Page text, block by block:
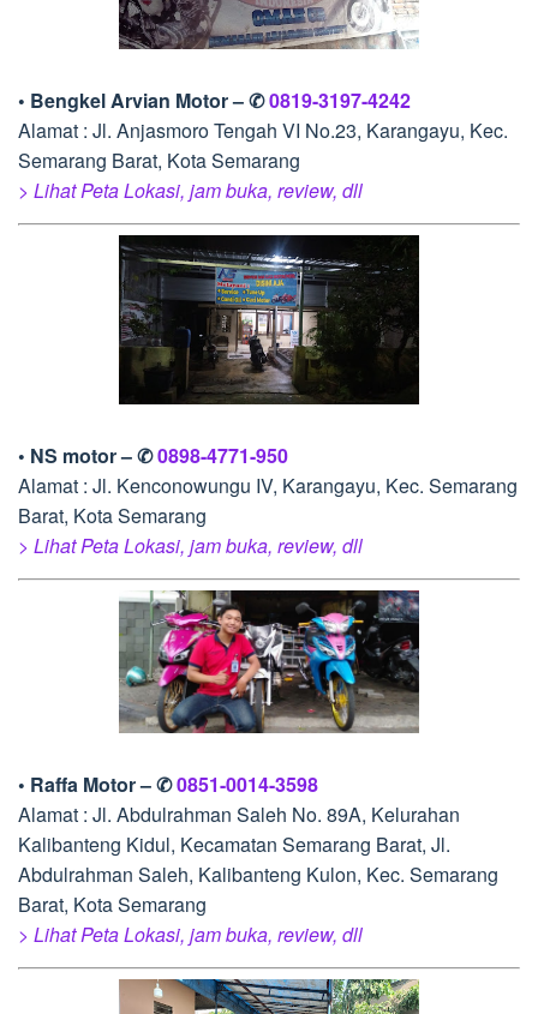
• Bengkel Arvian Motor – ✆0819-3197-4242
Alamat : Jl. Anjasmoro Tengah VI No.23, Karangayu, Kec.
Semarang Barat, Kota Semarang
> Lihat Peta Lokasi, jam buka, review, dll
• NS motor – ✆0898-4771-950
Alamat : Jl. Kenconowungu IV, Karangayu, Kec. Semarang
Barat, Kota Semarang
> Lihat Peta Lokasi, jam buka, review, dll
• Raffa Motor – ✆0851-0014-3598
Alamat : Jl. Abdulrahman Saleh No. 89A, Kelurahan
Kalibanteng Kidul, Kecamatan Semarang Barat, Jl.
Abdulrahman Saleh, Kalibanteng Kulon, Kec. Semarang
Barat, Kota Semarang
> Lihat Peta Lokasi, jam buka, review, dll